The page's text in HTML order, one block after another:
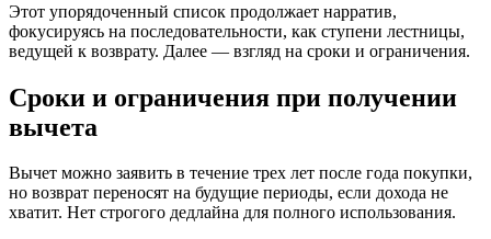
Этот упорядоченный список продолжает нарратив,
фокусируясь на последовательности, как ступени лестницы,
ведущей к возврату. Далее — взгляд на сроки и ограничения.
Сроки и ограничения при получении
вычета
Вычет можно заявить в течение трех лет после года покупки,
но возврат переносят на будущие периоды, если дохода не
хватит. Нет строгого дедлайна для полного использования.